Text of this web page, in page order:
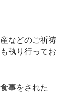
などのご祈祷
執り行ってお
事をされた